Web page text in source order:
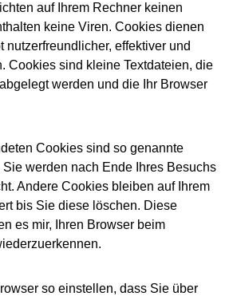
auf Ihrem Rechner keinen
keine Viren. Cookies dienen
nutzerfreundlicher, effektiver und
Cookies sind kleine Textdateien, die
werden und die Ihr Browser
Cookies sind so genannte
Sie werden nach Ende Ihres Besuchs
Andere Cookies bleiben auf Ihrem
bis Sie diese löschen. Diese
es mir, Ihren Browser beim
so einstellen, dass Sie über